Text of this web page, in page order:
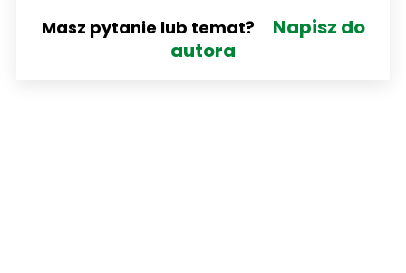
Masz pytanie lub temat?
Napisz do
autora